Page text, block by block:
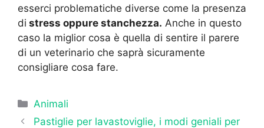
esserci problematiche diverse come la presenza
di stress oppure stanchezza. Anche in questo
caso la miglior cosa è quella di sentire il parere
di un veterinario che saprà sicuramente
consigliare cosa fare.
Categorie
Animali
Pastiglie per lavastoviglie, i modi geniali per